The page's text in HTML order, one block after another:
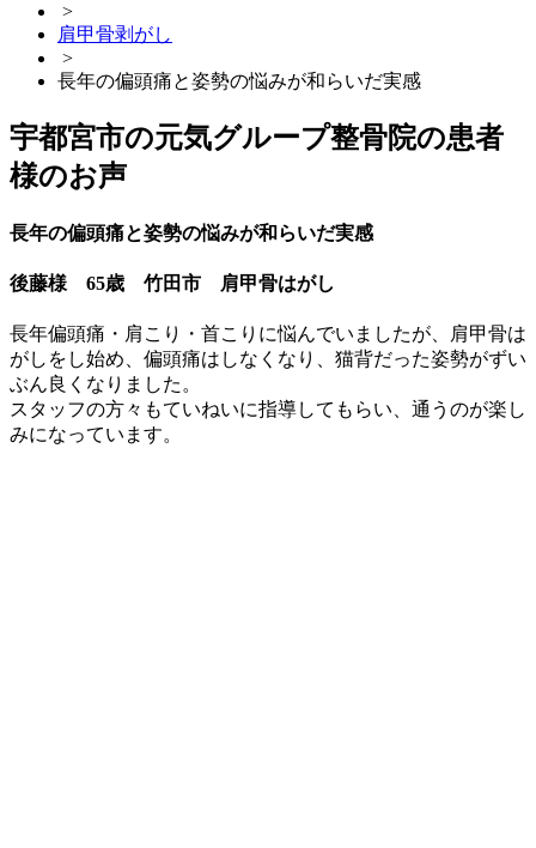
>
肩甲骨剥がし
>
長年の偏頭痛と姿勢の悩みが和らいだ実感
宇都宮市の元気グループ整骨院の患者
様のお声
長年の偏頭痛と姿勢の悩みが和らいだ実感
後藤様 65歳 竹田市 肩甲骨はがし
長年偏頭痛・肩こり・首こりに悩んでいましたが、肩甲骨は
がしをし始め、偏頭痛はしなくなり、猫背だった姿勢がずい
ぶん良くなりました。
スタッフの方々もていねいに指導してもらい、通うのが楽し
みになっています。